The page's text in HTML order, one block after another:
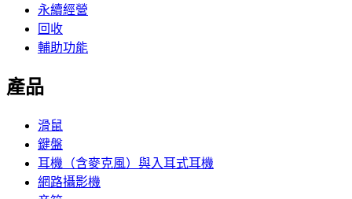
永續經營
回收
輔助功能
產品
滑鼠
鍵盤
耳機（含麥克風）與入耳式耳機
網路攝影機